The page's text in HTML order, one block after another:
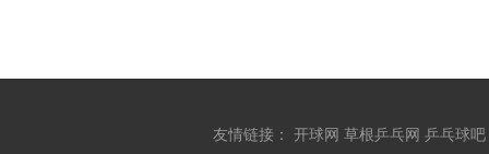
友情链接： 开球网 草根乒乓网 乒乓球吧